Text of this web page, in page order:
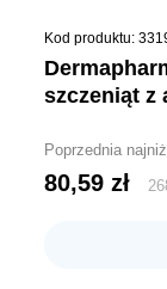
Kod produktu:
dermapharm mleko w proszku dla
szczeniąt z
Poprzednia
80,59zł